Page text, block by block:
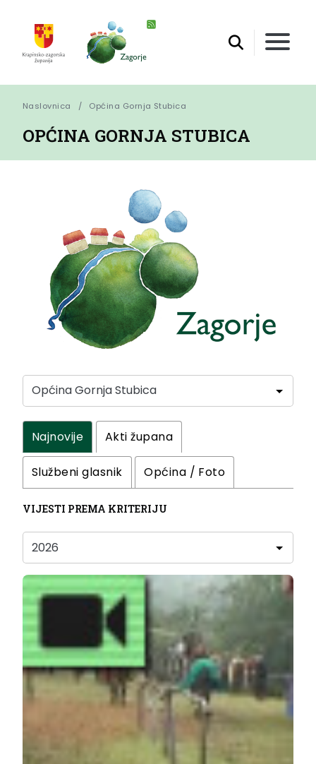
Naslovnica Općina Gornja Stubica
OPĆINA GORNJA STUBICA
Najnovije Akti župana
Službeni glasnik Općina / Foto
VIJESTI PREMA KRITERIJU